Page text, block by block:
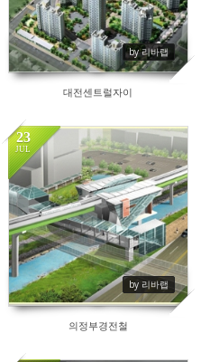
by 리바랩
대전센트럴자이
23
JUL
by 리바랩
62
의정부경전철